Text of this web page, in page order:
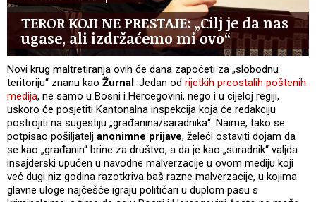
TEROR KOJI NE PRESTAJE: „Cilj je da nas
ugase, ali izdržaćemo mi ovo“
Novi krug maltretiranja ovih će dana započeti za „slobodnu
teritoriju“ znanu kao Žurnal. Jedan od rijetkih preostalih poštenih
medija, ne samo u Bosni i Hercegovini, nego i u cijeloj regiji,
uskoro će posjetiti Kantonalna inspekcija koja će redakciju
postrojiti na sugestiju „građanina/saradnika“. Naime, tako se
potpisao pošiljatelj anonimne prijave, želeći ostaviti dojam da
se kao „građanin“ brine za društvo, a da je kao „suradnik“ valjda
insajderski upućen u navodne malverzacije u ovom mediju koji
već dugi niz godina razotkriva baš razne malverzacije, u kojima
glavne uloge najčešće igraju političari u duplom pasu s